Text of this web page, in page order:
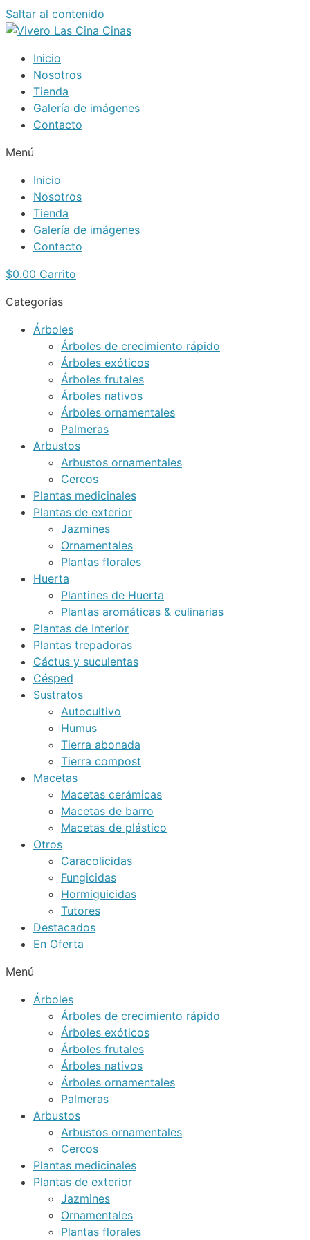
Saltar al contenido
Inicio
Nosotros
Tienda
Galería de imágenes
Contacto
Menú
Inicio
Nosotros
Tienda
Galería de imágenes
Contacto
$0.00 Carrito
Categorías
Árboles
Árboles de crecimiento rápido
Árboles exóticos
Árboles frutales
Árboles nativos
Árboles ornamentales
Palmeras
Arbustos
Arbustos ornamentales
Cercos
Plantas medicinales
Plantas de exterior
Jazmines
Ornamentales
Plantas florales
Huerta
Plantines de Huerta
Plantas aromáticas & culinarias
Plantas de Interior
Plantas trepadoras
Cáctus y suculentas
Césped
Sustratos
Autocultivo
Humus
Tierra abonada
Tierra compost
Macetas
Macetas cerámicas
Macetas de barro
Macetas de plástico
Otros
Caracolicidas
Fungicidas
Hormiguicidas
Tutores
Destacados
En Oferta
Menú
Árboles
Árboles de crecimiento rápido
Árboles exóticos
Árboles frutales
Árboles nativos
Árboles ornamentales
Palmeras
Arbustos
Arbustos ornamentales
Cercos
Plantas medicinales
Plantas de exterior
Jazmines
Ornamentales
Plantas florales